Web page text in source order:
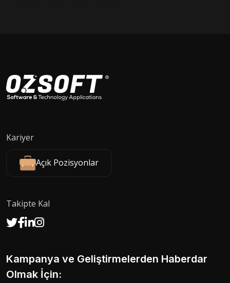
Kariyer
Açık Pozisyonlar
Takipte Kal
Kampanya ve Geliştirmelerden Haberdar
Olmak İçin: